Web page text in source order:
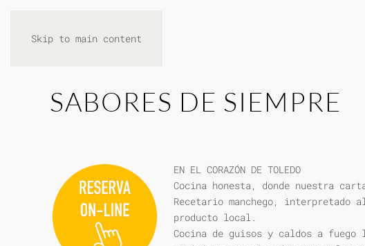
Skip to main content
SABORES DE SIEMPRE
EN EL CORAZÓN DE TOLEDO
Cocina honesta, donde nuestra
Recetario manchego, interpretado
producto local.
Cocina de guisos y caldos a